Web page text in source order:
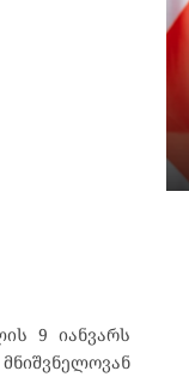
9 იანვარს